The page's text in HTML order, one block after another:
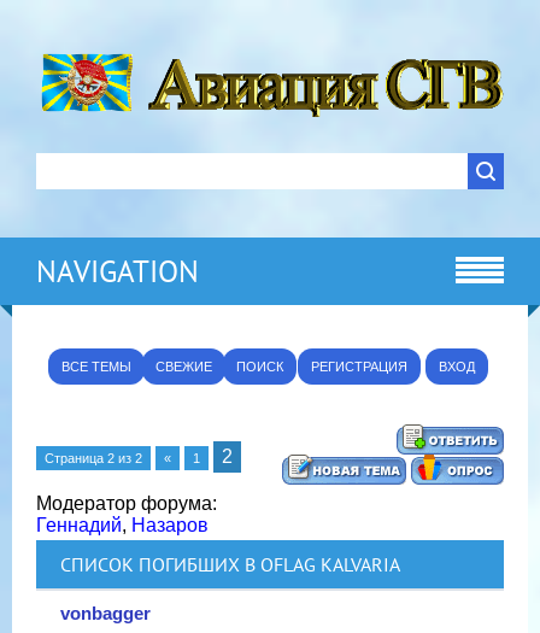
NAVIGATION
ВСЕ ТЕМЫ СВЕЖИЕ ПОИСК РЕГИСТРАЦИЯ ВХОД
Страница 2 из 2 « 1 2
Модератор форума:
Геннадий, Назаров
СПИСОК ПОГИБШИХ В OFLAG KALVARIA
vonbagger